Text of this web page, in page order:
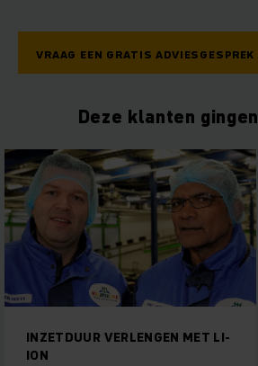
VRAAG EEN GRATIS
Deze klanten
INZETDUUR VERLENGEN MET LI-
ION